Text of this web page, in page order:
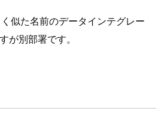
似た名前のデータインテグレー
が別部署です。